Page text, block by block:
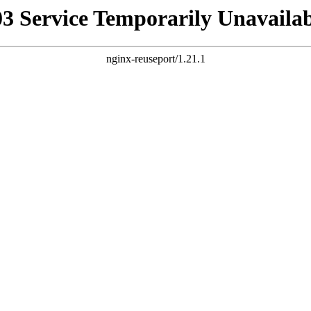
Service Temporarily
nginx-reuseport/1.21.1